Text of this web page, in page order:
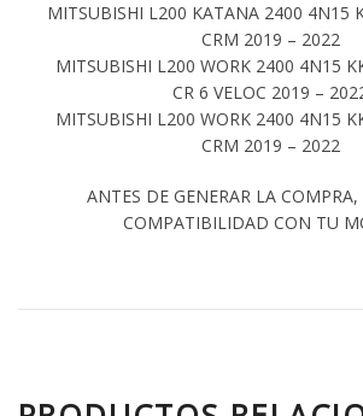
MITSUBISHI L200 KATANA 2400 4N15
CRM 2019 – 2022
MITSUBISHI L200 WORK 2400 4N15
CR 6 VELOC 2019 –
MITSUBISHI L200 WORK 2400 4N15
CRM 2019 – 2022
ANTES DE GENERAR LA
COMPATIBILIDAD CON TU